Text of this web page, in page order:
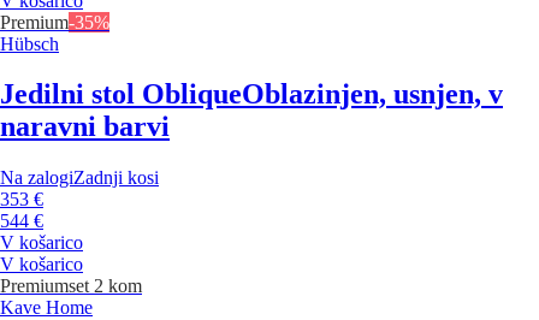
Premium-35%
Hübsch
Jedilni stol ObliqueOblazinjen, usnjen, v
naravni barvi
Na zalogiZadnji kosi
353 €
544 €
V košarico
V košarico
Premiumset 2 kom
Kave Home